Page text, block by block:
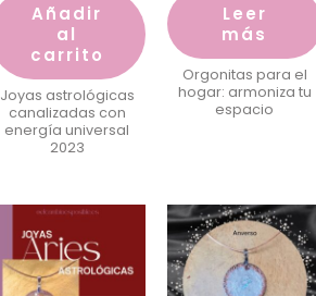
Añadir
al
carrito
Joyas astrológicas
canalizadas con
energía universal
2023
Leer
más
Orgonitas para el
hogar: armoniza tu
espacio